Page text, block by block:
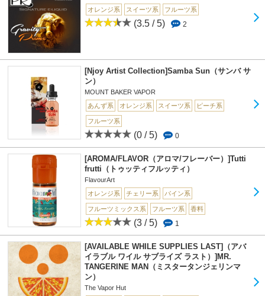
オレンジ系
スイーツ系 フルーツ系
(3.5 / 5) 2
[Njoy Artist Collection]Samba Sun（サンバ サ
ン）
MOUNT BAKER VAPOR
あんず系
オレンジ系 スイーツ系 ピーチ系
フルーツ系
(0 / 5) 0
[AROMA/FLAVOR（アロマ/フレーバー）]Tutti
frutti（トゥッティフルッティ）
FlavourArt
オレンジ系
チェリー系 パイン系
フルーツミックス系 フルーツ系 香料
(3 / 5) 1
[AVAILABLE WHILE SUPPLIES LAST]（アバ
イラブル ワイル サブライズ ラスト）]MR.
TANGERINE MAN（ミスタータンジェリンマ
ン）
The Vapor Hut